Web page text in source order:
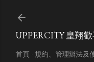
UPPERCITY 皇翔
首頁 規約、管理辦法及